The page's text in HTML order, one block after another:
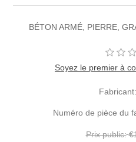
BÉTON ARMÉ, PIERRE,
Soyez le premier à
Fabricant:
Numéro de pièce du
Prix public: